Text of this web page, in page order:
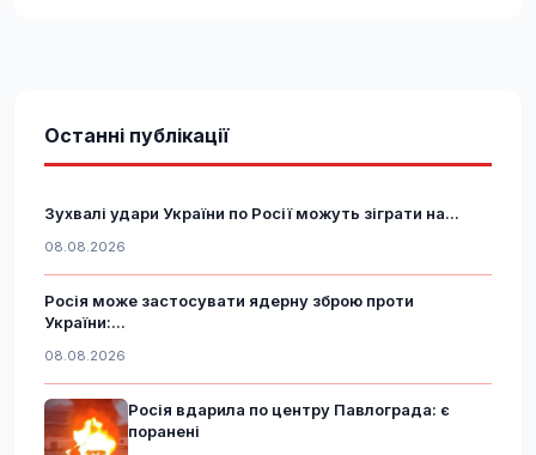
Останні публікації
Зухвалі удари України по Росії можуть зіграти на...
08.08.2026
Росія може застосувати ядерну зброю проти
України:...
08.08.2026
Росія вдарила по центру Павлограда: є
поранені